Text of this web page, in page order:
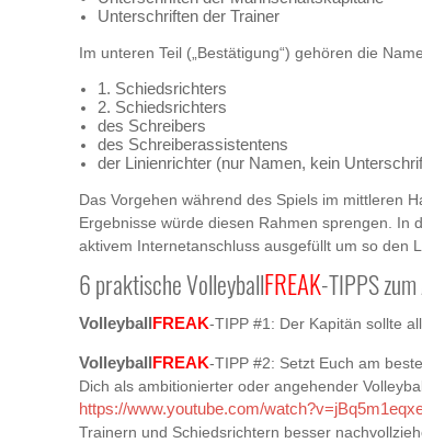
Unterschriften der Trainer
Im unteren Teil („Bestätigung“) gehören die
1. Schiedsrichters
2. Schiedsrichters
des Schreibers
des Schreiberassistentens
der Linienrichter (nur Namen, kein
Das Vorgehen während des Spiels im mittleren
Ergebnisse würde diesen Rahmen sprengen. In
aktivem Internetanschluss ausgefüllt um so den
6 praktische VolleyballFREAK-TIPPS
Volleyball FREAK-TIPP #1: Der Kapitän sollte
Volleyball FREAK-TIPP #2: Setzt Euch am
Dich als ambitionierter oder angehender
https://www.youtube.com/
Trainern und Schiedsrichtern besser